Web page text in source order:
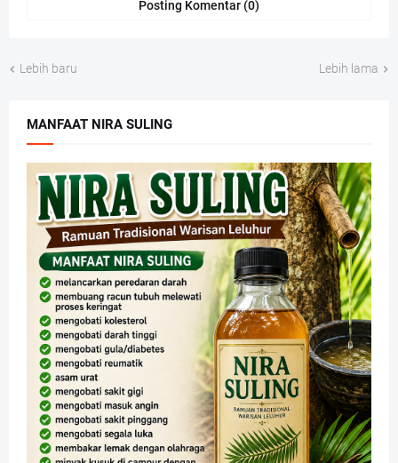
Posting Komentar (0)
Lebih baru Lebih lama
MANFAAT NIRA SULING